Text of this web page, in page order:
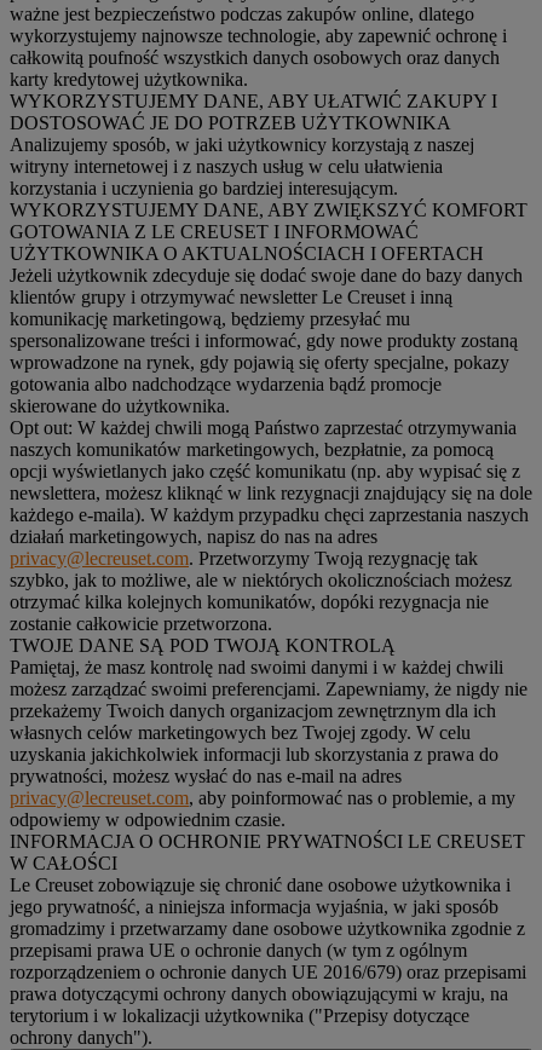
ważne jest bezpieczeństwo podczas zakupów online, dlatego
wykorzystujemy najnowsze technologie, aby zapewnić ochronę i
całkowitą poufność wszystkich danych osobowych oraz danych
karty kredytowej użytkownika.
WYKORZYSTUJEMY DANE, ABY UŁATWIĆ ZAKUPY I
DOSTOSOWAĆ JE DO POTRZEB UŻYTKOWNIKA
Analizujemy sposób, w jaki użytkownicy korzystają z naszej
witryny internetowej i z naszych usług w celu ułatwienia
korzystania i uczynienia go bardziej interesującym.
WYKORZYSTUJEMY DANE, ABY ZWIĘKSZYĆ KOMFORT
GOTOWANIA Z LE CREUSET I INFORMOWAĆ
UŻYTKOWNIKA O AKTUALNOŚCIACH I OFERTACH
Jeżeli użytkownik zdecyduje się dodać swoje dane do bazy danych
klientów grupy i otrzymywać newsletter Le Creuset i inną
komunikację marketingową, będziemy przesyłać mu
spersonalizowane treści i informować, gdy nowe produkty zostaną
wprowadzone na rynek, gdy pojawią się oferty specjalne, pokazy
gotowania albo nadchodzące wydarzenia bądź promocje
skierowane do użytkownika.
Opt out: W każdej chwili mogą Państwo zaprzestać otrzymywania
naszych komunikatów marketingowych, bezpłatnie, za pomocą
opcji wyświetlanych jako część komunikatu (np. aby wypisać się z
newslettera, możesz kliknąć w link rezygnacji znajdujący się na dole
każdego e-maila). W każdym przypadku chęci zaprzestania naszych
działań marketingowych, napisz do nas na adres
privacy@lecreuset.com. Przetworzymy Twoją rezygnację tak
szybko, jak to możliwe, ale w niektórych okolicznościach możesz
otrzymać kilka kolejnych komunikatów, dopóki rezygnacja nie
zostanie całkowicie przetworzona.
TWOJE DANE SĄ POD TWOJĄ KONTROLĄ
Pamiętaj, że masz kontrolę nad swoimi danymi i w każdej chwili
możesz zarządzać swoimi preferencjami. Zapewniamy, że nigdy nie
przekażemy Twoich danych organizacjom zewnętrznym dla ich
własnych celów marketingowych bez Twojej zgody. W celu
uzyskania jakichkolwiek informacji lub skorzystania z prawa do
prywatności, możesz wysłać do nas e-mail na adres
privacy@lecreuset.com, aby poinformować nas o problemie, a my
odpowiemy w odpowiednim czasie.
INFORMACJA O OCHRONIE PRYWATNOŚCI LE CREUSET
W CAŁOŚCI
Le Creuset zobowiązuje się chronić dane osobowe użytkownika i
jego prywatność, a niniejsza informacja wyjaśnia, w jaki sposób
gromadzimy i przetwarzamy dane osobowe użytkownika zgodnie z
przepisami prawa UE o ochronie danych (w tym z ogólnym
rozporządzeniem o ochronie danych UE 2016/679) oraz przepisami
prawa dotyczącymi ochrony danych obowiązującymi w kraju, na
terytorium i w lokalizacji użytkownika ("Przepisy dotyczące
ochrony danych").